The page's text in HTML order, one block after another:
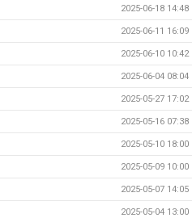
2025-06-18 14:48
2025-06-11 16:09
2025-06-10 10:42
2025-06-04 08:04
2025-05-27 17:02
2025-05-16 07:38
2025-05-10 18:00
2025-05-09 10:00
2025-05-07 14:05
2025-05-04 13:00